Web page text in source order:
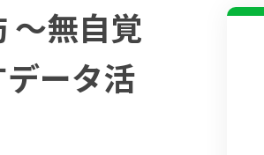
～無自覚
ータ活